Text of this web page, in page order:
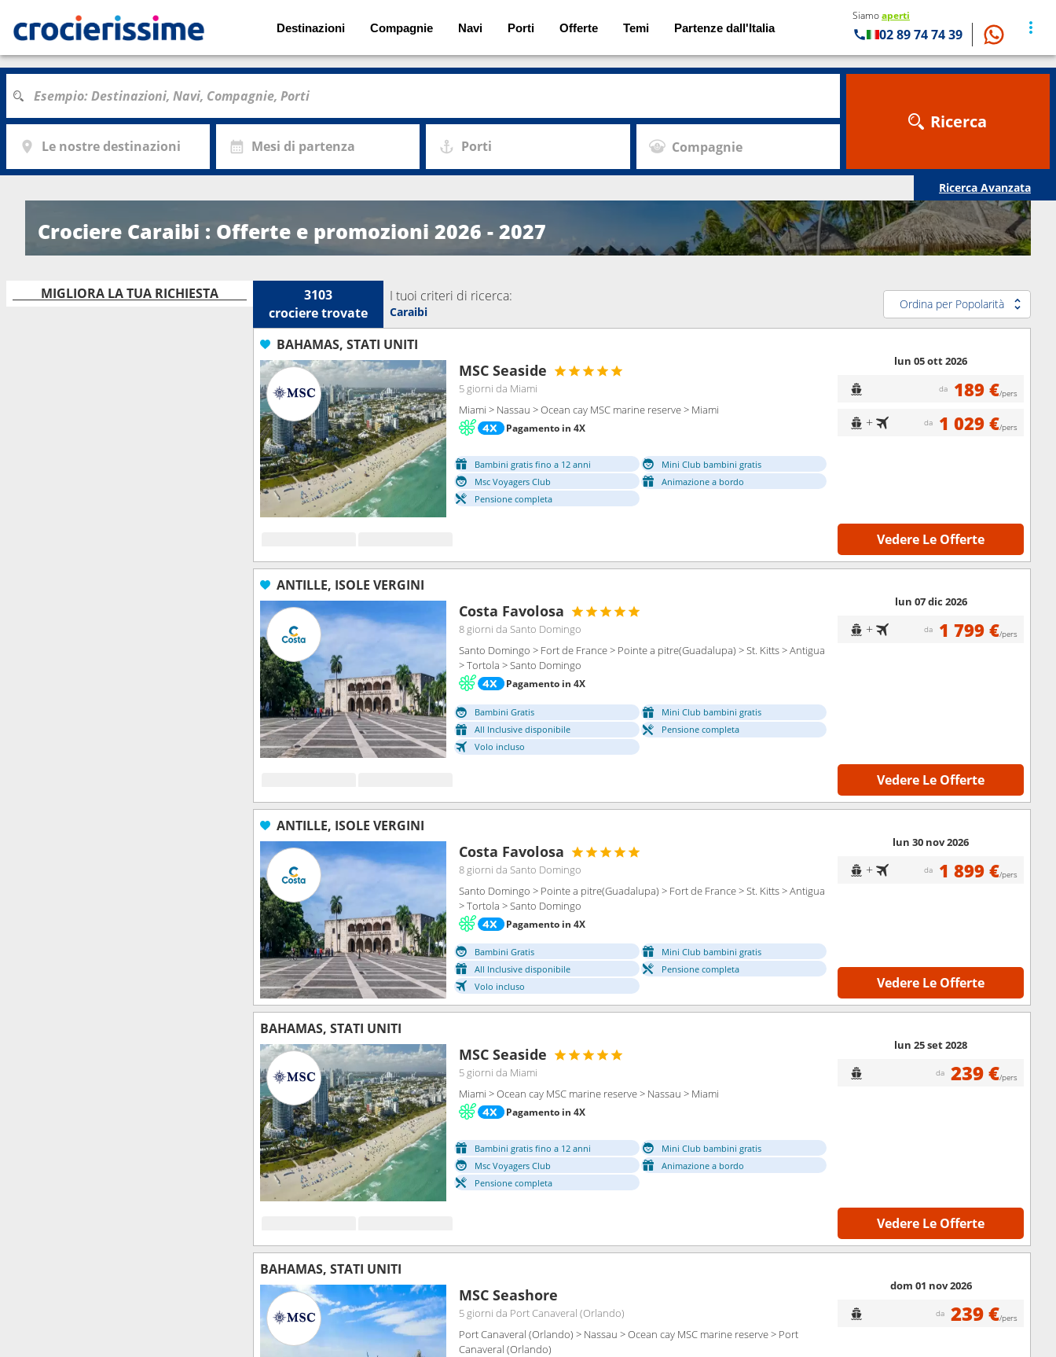
Destinazioni Compagnie Navi Porti Offerte Temi Partenze dall'Italia
Siamoaperti
02 89 74 74 39
Le nostre destinazioni Mesi di partenza Porti Compagnie
Ricerca
Ricerca Avanzata
Crociere Caraibi : Offerte e promozioni 2026 - 2027
MIGLIORA LA TUA RICHIESTA
3103
crocieretrovate
I tuoi criteri di ricerca:
Caraibi
Ordina per Popolarità
BAHAMAS, STATI UNITI
MSC Seaside
5 giorni da Miami
Miami > Nassau > Ocean cay MSC marine reserve > Miami
Pagamento in 4X
Bambini gratis fino a 12 anni
Mini Club bambini gratis
Msc Voyagers Club
Animazione a bordo
Pensione completa
lun 05 ott 2026
da 189 €/pers
+ da 1 029 €/pers
Vedere Le Offerte
ANTILLE, ISOLE VERGINI
Costa Favolosa
8 giorni da Santo Domingo
Santo Domingo > Fort de France > Pointe a pitre(Guadalupa) > St. Kitts > Antigua
> Tortola > Santo Domingo
Pagamento in 4X
Bambini Gratis
Mini Club bambini gratis
All Inclusive disponibile
Pensione completa
Volo incluso
lun 07 dic 2026
+ da 1 799 €/pers
Vedere Le Offerte
ANTILLE, ISOLE VERGINI
Costa Favolosa
8 giorni da Santo Domingo
Santo Domingo > Pointe a pitre(Guadalupa) > Fort de France > St. Kitts > Antigua
> Tortola > Santo Domingo
Pagamento in 4X
Bambini Gratis
Mini Club bambini gratis
All Inclusive disponibile
Pensione completa
Volo incluso
lun 30 nov 2026
+ da 1 899 €/pers
Vedere Le Offerte
BAHAMAS, STATI UNITI
MSC Seaside
5 giorni da Miami
Miami > Ocean cay MSC marine reserve > Nassau > Miami
Pagamento in 4X
Bambini gratis fino a 12 anni
Mini Club bambini gratis
Msc Voyagers Club
Animazione a bordo
Pensione completa
lun 25 set 2028
da 239 €/pers
Vedere Le Offerte
BAHAMAS, STATI UNITI
MSC Seashore
5 giorni da Port Canaveral (Orlando)
Port Canaveral (Orlando) > Nassau > Ocean cay MSC marine reserve > Port
Canaveral (Orlando)
dom 01 nov 2026
da 239 €/pers